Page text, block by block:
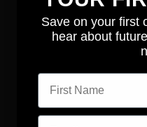
BOUTIQUE
Protection du cadre
Vêtements
Save on your first
hear about
First name
Email